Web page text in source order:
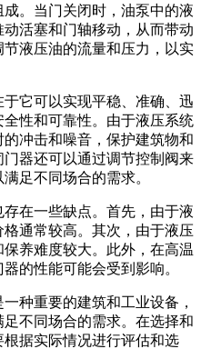
。当门关闭时，油泵中的液
活塞和门轴移动，从而带动
液压油的流量和压力，以实
它可以实现平稳、准确、迅
性和可靠性。由于液压系统
冲击和噪音，保护建筑物和
器还可以通过调节控制阀来
足不同场合的需求。
在一些缺点。首先，由于液
通常较高。其次，由于液压
养难度较大。此外，在高温
的性能可能会受到影响。
种重要的建筑和工业设备，
不同场合的需求。在选择和
据实际情况进行评估和选